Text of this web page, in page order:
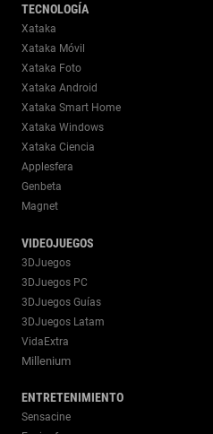
TECNOLOGÍA
Xataka
Xataka Móvil
Xataka Foto
Xataka Android
Xataka Smart Home
Xataka Windows
Xataka Ciencia
Applesfera
Genbeta
Magnet
VIDEOJUEGOS
3DJuegos
3DJuegos PC
3DJuegos Guías
3DJuegos Latam
VidaExtra
Millenium
ENTRETENIMIENTO
Sensacine